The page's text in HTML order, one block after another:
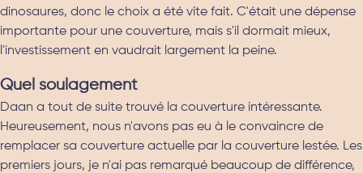
dinosaures, donc le choix a été vite fait. C'était une dépense
importante pour une couverture, mais s'il dormait mieux,
l'investissement en vaudrait largement la peine.
Quel soulagement
Daan a tout de suite trouvé la couverture intéressante.
Heureusement, nous n'avons pas eu à le convaincre de
remplacer sa couverture actuelle par la couverture lestée. Les
premiers jours, je n'ai pas remarqué beaucoup de différence,